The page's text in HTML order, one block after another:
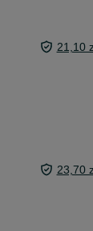
21,10
23,70